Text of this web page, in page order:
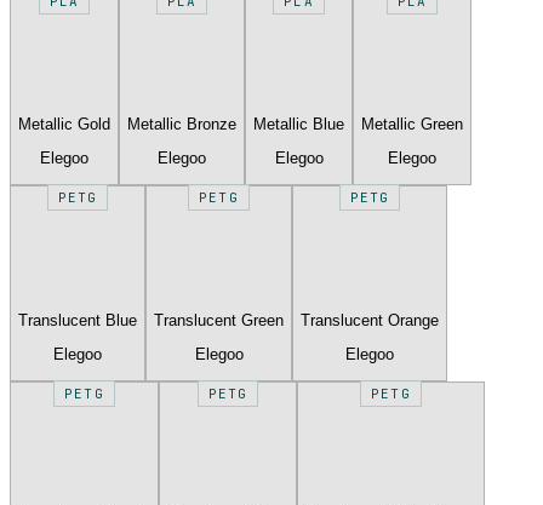
Metallic Gold
Elegoo
Metallic Bronze
Elegoo
Metallic Blue
Elegoo
Metallic Green
Elegoo
PETG
Translucent Blue
Elegoo
PETG
Translucent Green
Elegoo
PETG
Translucent Orange
Elegoo
PETG PETG PETG